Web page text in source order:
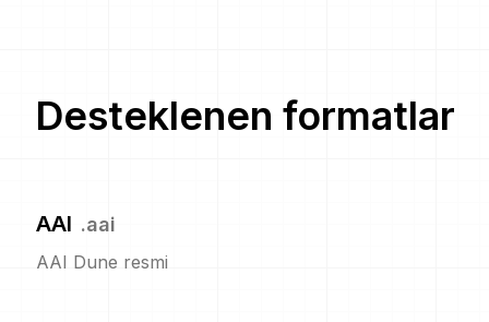
Desteklenen formatlar
AAI .aai
AAI Dune resmi